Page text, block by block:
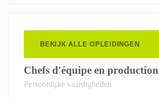
BEKIJK ALLE OPLEIDINGEN
Chefs d'équipe en production
Persoonlijke vaardigheden